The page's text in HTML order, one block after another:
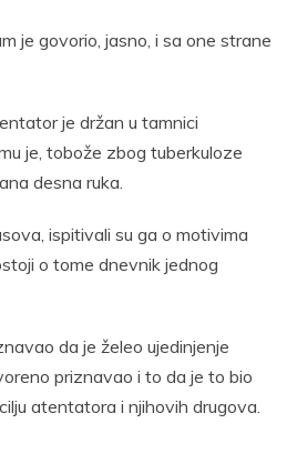
je govorio, jasno, i sa one strane
je držan u tamnici
je, tobože zbog tuberkuloze
desna ruka.
ispitivali su ga o motivima
o tome dnevnik jednog
da je želeo ujedinjenje
priznavao i to da je to bio
atentatora i njihovih drugova.